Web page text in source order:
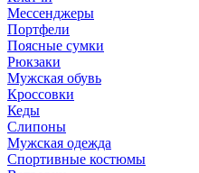
Мессенджеры
Портфели
Поясные сумки
Рюкзаки
Мужская обувь
Кроссовки
Кеды
Слипоны
Мужская одежда
Спортивные костюмы